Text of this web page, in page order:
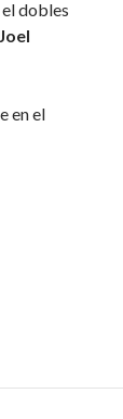
dobles
Joel
en el